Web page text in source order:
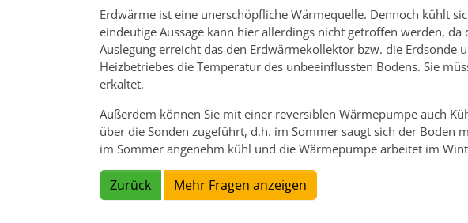
Erdwärme ist eine unerschöpfliche Wärmequelle. Dennoch kühlt
eindeutige Aussage kann hier allerdings nicht getroffen werden,
Auslegung erreicht das den Erdwärmekollektor bzw. die
Heizbetriebes die Temperatur des unbeeinflussten Bodens. Sie
erkaltet.
Außerdem können Sie mit einer reversiblen Wärmepumpe auch
über die Sonden zugeführt, d.h. im Sommer saugt sich der
im Sommer angenehm kühl und die Wärmepumpe arbeitet im
Zurück Mehr Fragen anzeigen